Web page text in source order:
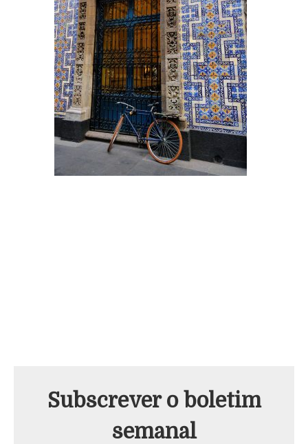
Subscrever o boletim
semanal